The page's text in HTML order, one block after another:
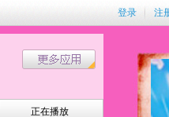
登录 注
正在播放